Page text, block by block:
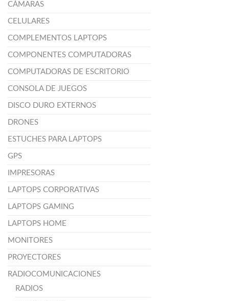
CÁMARAS
CELULARES
COMPLEMENTOS LAPTOPS
COMPONENTES COMPUTADORAS
COMPUTADORAS DE ESCRITORIO
CONSOLA DE JUEGOS
DISCO DURO EXTERNOS
DRONES
ESTUCHES PARA LAPTOPS
GPS
IMPRESORAS
LAPTOPS CORPORATIVAS
LAPTOPS GAMING
LAPTOPS HOME
MONITORES
PROYECTORES
RADIOCOMUNICACIONES
RADIOS